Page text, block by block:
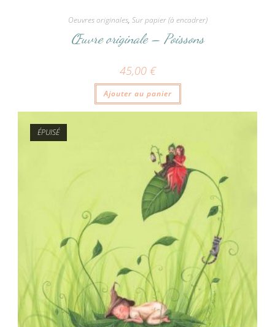
Oeuvres originales, Sur papier (à encadrer)
Œuvre originale – Poissons
45,00 €
Ajouter au panier
ÉPUISÉ